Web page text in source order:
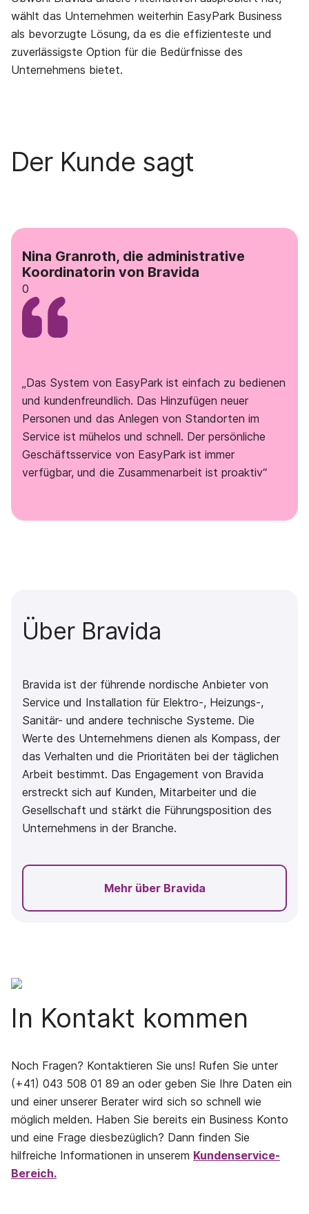
wählt das Unternehmen weiterhin EasyPark Business
als bevorzugte Lösung, da es die effizienteste und
zuverlässigste Option für die Bedürfnisse des
Unternehmens bietet.
Der Kunde sagt
„Das System von EasyPark ist einfach zu bedienen
und kundenfreundlich. Das Hinzufügen neuer
Personen und das Anlegen von Standorten im
Service ist mühelos und schnell. Der persönliche
Geschäftsservice von EasyPark ist immer
verfügbar, und die Zusammenarbeit ist proaktiv“
Nina Granroth, die administrative
Koordinatorin von Bravida
0
Über Bravida
Bravida ist der führende nordische Anbieter von
Service und Installation für Elektro-, Heizungs-,
Sanitär- und andere technische Systeme. Die
Werte des Unternehmens dienen als Kompass, der
das Verhalten und die Prioritäten bei der täglichen
Arbeit bestimmt. Das Engagement von Bravida
erstreckt sich auf Kunden, Mitarbeiter und die
Gesellschaft und stärkt die Führungsposition des
Unternehmens in der Branche.
Mehr über Bravida
In Kontakt kommen
Noch Fragen? Kontaktieren Sie uns! Rufen Sie unter
(+41) 043 508 01 89 an oder geben Sie Ihre Daten ein
und einer unserer Berater wird sich so schnell wie
möglich melden. Haben Sie bereits ein Business Konto
und eine Frage diesbezüglich? Dann finden Sie
hilfreiche Informationen in unserem Kundenservice-
Bereich.